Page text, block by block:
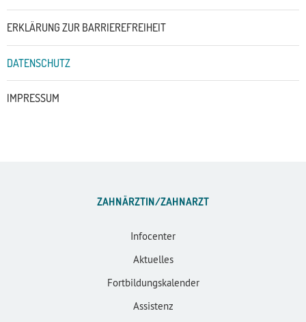
ERKLÄRUNG ZUR BARRIEREFREIHEIT
DATENSCHUTZ
IMPRESSUM
ZAHNÄRZTIN/ZAHNARZT
Infocenter
Aktuelles
Fortbildungskalender
Assistenz